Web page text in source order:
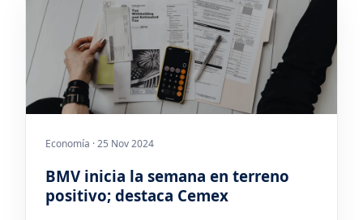
Economía · 25 Nov 2024
BMV inicia la semana en terreno
positivo; destaca Cemex